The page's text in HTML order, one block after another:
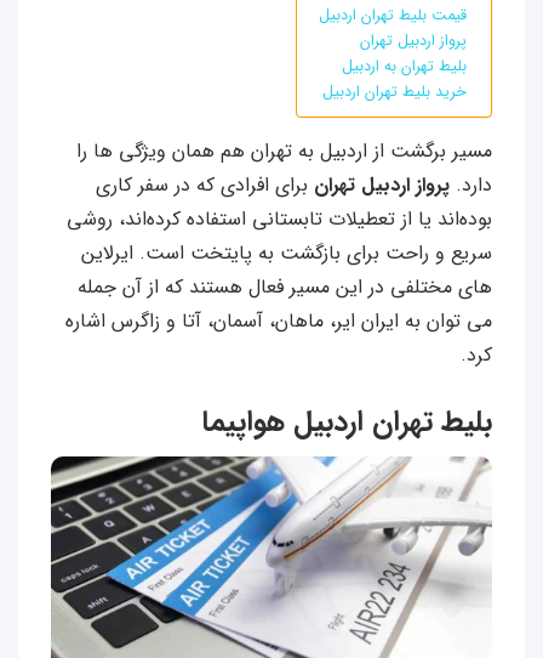
قیمت بلیط تهران اردبیل
پرواز اردبیل تهران
بلیط تهران به اردبیل
خرید بلیط تهران اردبیل
مسیر برگشت از اردبیل به تهران هم همان ویژگی‌ ها را
دارد. پرواز اردبیل تهران برای افرادی که در سفر کاری
بوده‌اند یا از تعطیلات تابستانی استفاده کرده‌اند، روشی
سریع و راحت برای بازگشت به پایتخت است. ایرلاین
های مختلفی در این مسیر فعال هستند که از آن جمله
می توان به ایران ایر، ماهان، آسمان، آتا و زاگرس اشاره
کرد.
بلیط تهران اردبیل هواپیما